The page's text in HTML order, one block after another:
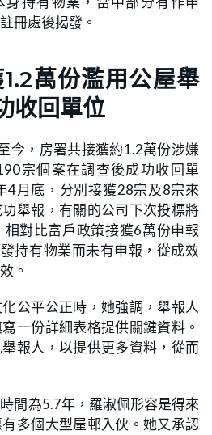
冊處後揭發。
萬份濫用公屋舉
收回單位
今，房署共接獲約1.2萬份涉嫌
宗個案在調查後成功收回單
4月底，分別接獲28宗及8宗來
舉報，有關的公司下次投標將
對比富戶政策接獲6萬份申報
持有物業而未有申報，從成效
。
公平公正時，她強調，舉報人
一份詳細表格提供關鍵資料。
報人，以提供更多資料，從而
間為5.7年，羅淑佩形容是得來
多個大型屋邨入伙。她又承認